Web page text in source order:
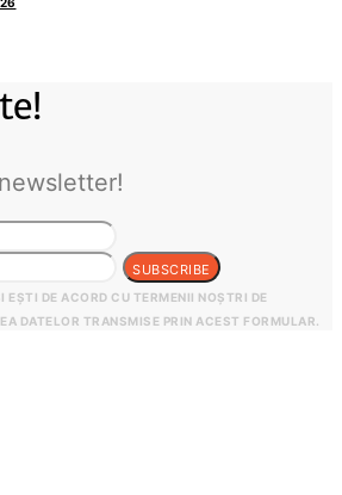
SUBSCRIBE
DE ACORD CU TERMENII NOȘTRI DE
DATELOR TRANSMISE PRIN ACEST FORMULAR.